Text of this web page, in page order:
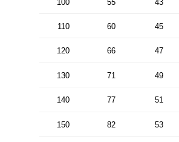
100 55 43
110 60 45
120 66 47
130 71 49
140 77 51
150 82 53